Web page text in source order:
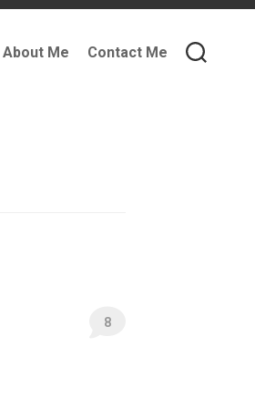
About Me Contact Me
8